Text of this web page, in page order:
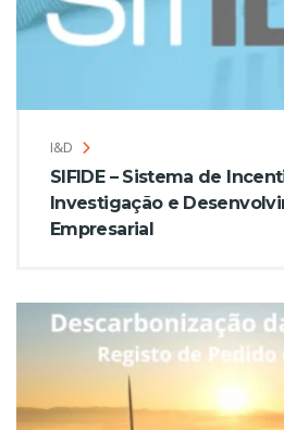
I&D
SIFIDE – Sistema de
Investigação e
Empresarial